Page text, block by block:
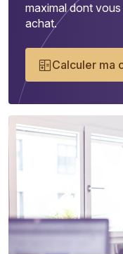
maximal dont
achat.
Calculer ma